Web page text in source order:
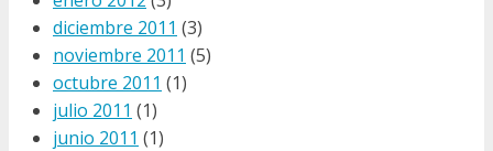
diciembre 2011 (3)
noviembre 2011 (5)
octubre 2011 (1)
julio 2011 (1)
junio 2011 (1)